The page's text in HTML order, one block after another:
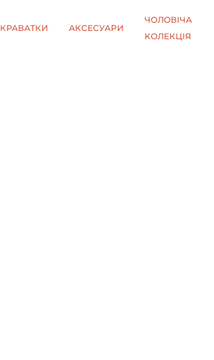
КРАВАТКИ АКСЕСУАРИ
ЧОЛОВІЧА
КОЛЕКЦІЯ